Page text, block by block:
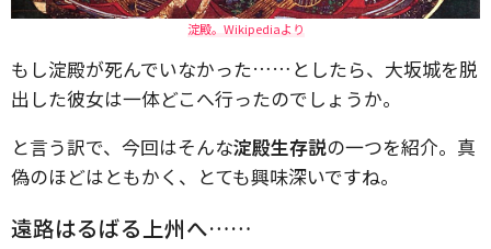
淀殿。Wikipediaより
もし淀殿が死んでいなかった……としたら、大坂城を脱
出した彼女は一体どこへ行ったのでしょうか。
と言う訳で、今回はそんな淀殿生存説の一つを紹介。真
偽のほどはともかく、とても興味深いですね。
遠路はるばる上州へ……